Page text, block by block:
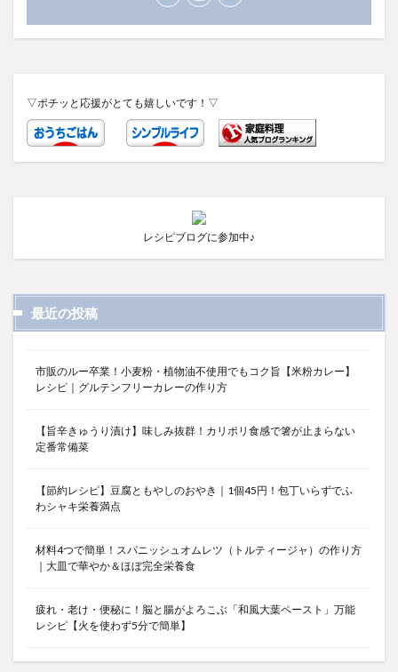
▽ポチッと応援がとても嬉しいです！▽
レシピブログに参加中♪
最近の投稿
市販のルー卒業！小麦粉・植物油不使用でもコク旨【米粉カレー】
レシピ｜グルテンフリーカレーの作り方
【旨辛きゅうり漬け】味しみ抜群！カリポリ食感で箸が止まらない
定番常備菜
【節約レシピ】豆腐ともやしのおやき｜1個45円！包丁いらずでふ
わシャキ栄養満点
材料4つで簡単！スパニッシュオムレツ（トルティージャ）の作り方
｜大皿で華やか＆ほぼ完全栄養食
疲れ・老け・便秘に！脳と腸がよろこぶ「和風大葉ペースト」万能
レシピ【火を使わず5分で簡単】